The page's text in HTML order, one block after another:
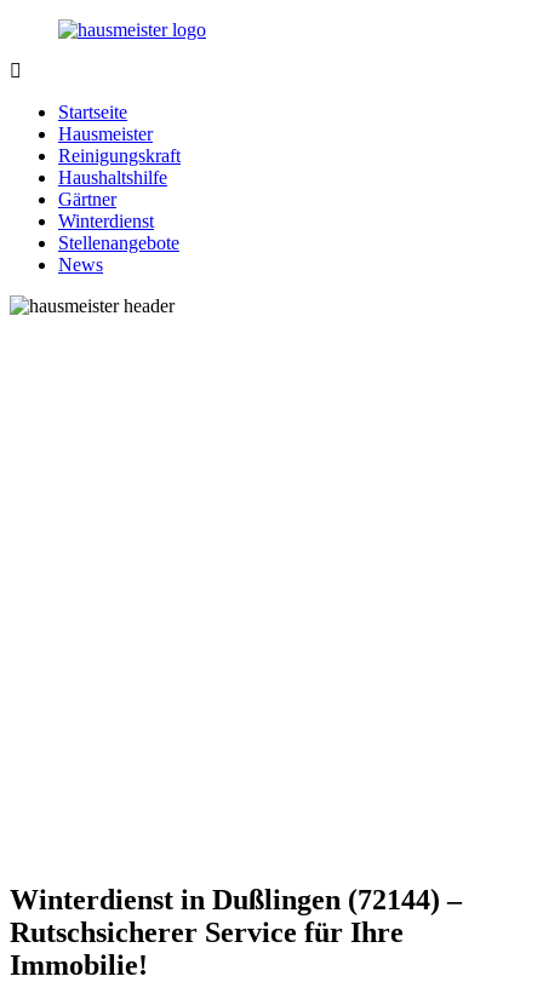
Zurück
Inhalt
Hausmeister.de
rund
Ihren
Haushalt
Startseite
Hausmeister
Reinigungskraft
Haushaltshilfe
Gärtner
Winterdienst
Stellenangebote
News
Winterdienst in Dußlingen (72144) –
Rutschsicherer Service für Ihre
Immobilie!